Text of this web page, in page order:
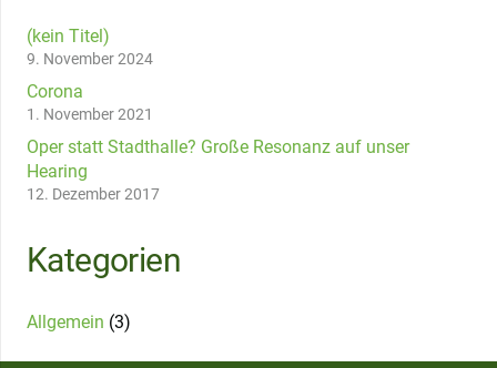
(kein Titel)
9. November 2024
Corona
1. November 2021
Oper statt Stadthalle? Große Resonanz auf unser
Hearing
12. Dezember 2017
Kategorien
Allgemein (3)